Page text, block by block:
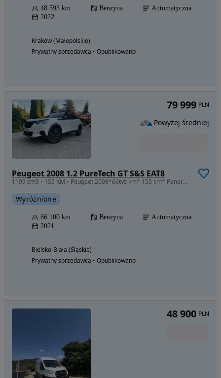
48 593 km Benzyna
Automatyczna
2022
Kraków (Małopolskie)
Prywatny sprzedawca • Opublikowano
Peugeot 2008 1.2 PureTech GT S&S EAT8
1199 cm3 • 155 KM • Peugeot 2008*66tys km* 155 km* Panorama*Jedyny taki*biała perła* 2xalu
Wyróżnione
66 100 km Benzyna
Automatyczna
2021
Bielsko-Biała (Śląskie)
Prywatny sprzedawca • Opublikowano
79 999 PLN
Powyżej średniej
48 900 PLN